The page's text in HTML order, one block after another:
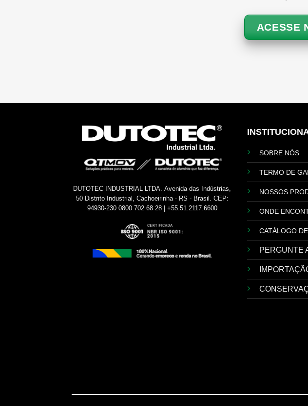
ACESSE
DUTOTEC INDUSTRIAL LTDA. Avenida das Indústrias,
50 Distrito Industrial, Cachoeirinha - RS - Brasil. CEP:
94930-230 0800 702 68 28 | +55.51.2117.6600
SOBRE NÓS
TERMO DE
NOSSOS
ONDE
CATÁLOGO
PERGUNTE